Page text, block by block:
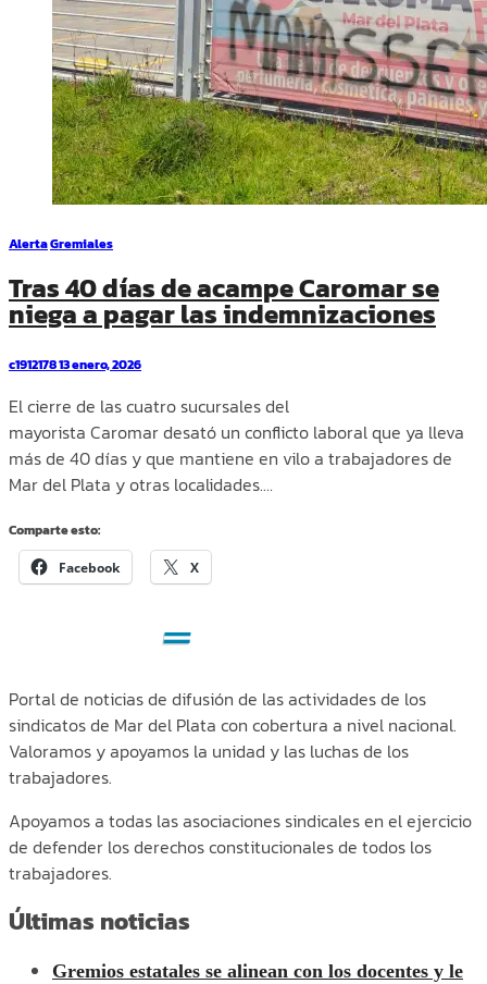
AlertaGremiales
Tras 40 días de acampe Caromar se
niega a pagar las indemnizaciones
c191217813 enero, 2026
El cierre de las cuatro sucursales del
mayorista Caromar desató un conflicto laboral que ya lleva
más de 40 días y que mantiene en vilo a trabajadores de
Mar del Plata y otras localidades.…
Comparte esto:
Facebook X
Portal de noticias de difusión de las actividades de los
sindicatos de Mar del Plata con cobertura a nivel nacional.
Valoramos y apoyamos la unidad y las luchas de los
trabajadores.
Apoyamos a todas las asociaciones sindicales en el ejercicio
de defender los derechos constitucionales de todos los
trabajadores.
Últimas noticias
Gremios estatales se alinean con los docentes y le